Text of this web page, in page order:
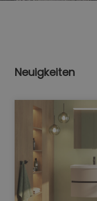
Neuigkeiten